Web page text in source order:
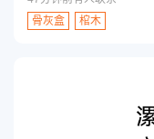
骨灰盒
棺木